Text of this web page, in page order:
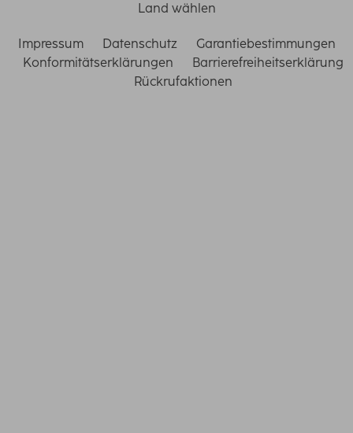
Land wählen
Impressum Datenschutz
Garantiebestimmungen
Konformitätserklärungen
Barrierefreiheitserklärung
Rückrufaktionen